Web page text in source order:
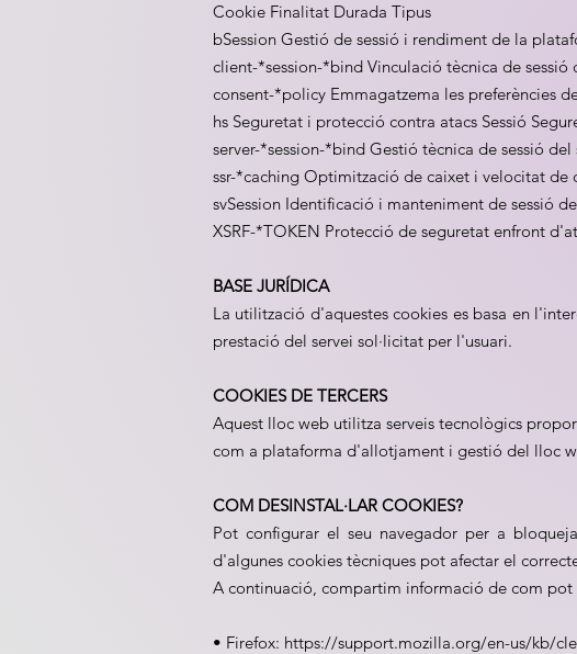
Cookie Finalitat Durada Tipus
bSession Gestió de sessió i rendiment de la
client-*session-*bind Vinculació tècnica de sessió
consent-*policy Emmagatzema les preferències
hs Seguretat i protecció contra atacs Sessió
server-*session-*bind Gestió tècnica de sessió del
ssr-*caching Optimització de caixet i velocitat de
svSession Identificació i manteniment de sessió
XSRF-*TOKEN Protecció de seguretat enfront
BASE JURÍDICA
La utilització d'aquestes cookies es basa en
prestació del servei sol·licitat per l'usuari.
COOKIES DE TERCERS
Aquest lloc web utilitza serveis tecnològics
com a plataforma d'allotjament i gestió del lloc
COM DESINSTAL·LAR COOKIES?
Pot configurar el seu navegador per a
d'algunes cookies tècniques pot afectar el
A continuació, compartim informació de com pot
• Firefox: https://support.mozilla.org/en-us/kb/